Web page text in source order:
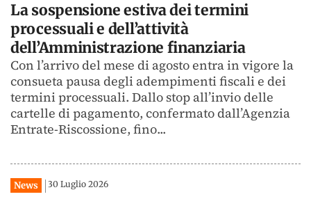
La sospensione estiva dei termini
processuali e dell’attività
dell’Amministrazione finanziaria
Con l’arrivo del mese di agosto entra in vigore la
consueta pausa degli adempimenti fiscali e dei
termini processuali. Dallo stop all’invio delle
cartelle di pagamento, confermato dall’Agenzia
Entrate-Riscossione, fino...
News 30 Luglio 2026